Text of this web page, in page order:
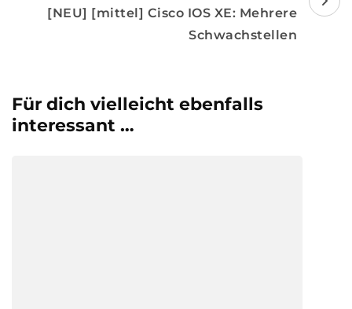
[NEU] [mittel] Cisco IOS XE: Mehrere
Schwachstellen
Für dich vielleicht ebenfalls
interessant …